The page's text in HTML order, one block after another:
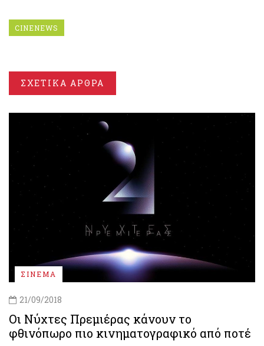
CINENEWS
ΣΧΕΤΙΚΑ ΑΡΘΡΑ
ΣΙΝΕΜΑ
21/09/2018
Οι Νύχτες Πρεμιέρας κάνουν το
φθινόπωρο πιο κινηματογραφικό από ποτέ